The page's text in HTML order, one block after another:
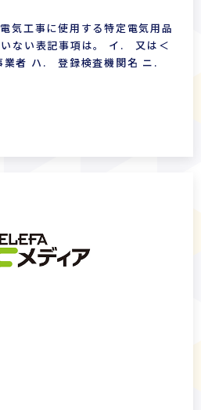
気工事に使用する特定電気用品
ない表記事項は。 イ. 又は＜
業者 ハ. 登録検査機関名 ニ.